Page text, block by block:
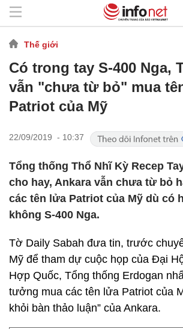
Thế giới
Có trong tay S-400 Nga,
vẫn "chưa từ bỏ" mua
Patriot của Mỹ
22/09/2019 - 10:37
Tổng thống Thổ Nhĩ Kỳ Recep
cho hay, Ankara vẫn chưa từ bỏ
các tên lửa Patriot của Mỹ dù có
không S-400 Nga.
Tờ Daily Sabah đưa tin, trước
Mỹ để tham dự cuộc họp của Đại
Hợp Quốc, Tổng thống Erdogan
tưởng mua các tên lửa Patriot của
khỏi bàn thảo luận” của Ankara.